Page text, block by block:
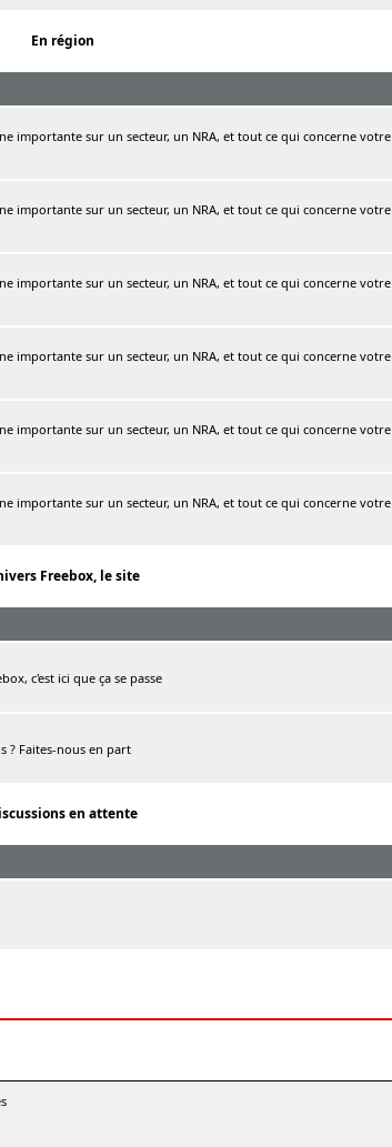
En région
importante sur un secteur, un NRA, et tout ce qui concerne votre
importante sur un secteur, un NRA, et tout ce qui concerne votre
importante sur un secteur, un NRA, et tout ce qui concerne votre
importante sur un secteur, un NRA, et tout ce qui concerne votre
importante sur un secteur, un NRA, et tout ce qui concerne votre
importante sur un secteur, un NRA, et tout ce qui concerne votre
Freebox, le site
c'est ici que ça se passe
? Faites-nous en part
en attente